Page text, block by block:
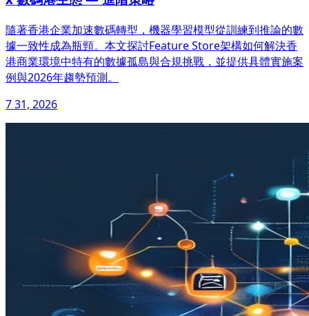
隨著香港企業加速數碼轉型，機器學習模型從訓練到推論的數
據一致性成為瓶頸。本文探討Feature Store架構如何解決香
港商業環境中特有的數據孤島與合規挑戰，並提供具體實施案
例與2026年趨勢預測。
7 31, 2026